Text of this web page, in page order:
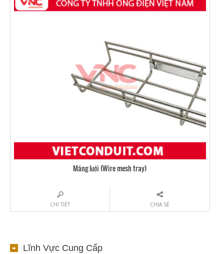
Máng lưới (Wire mesh tray)
CHI TIẾT CHIA SẺ
Lĩnh Vực Cung Cấp